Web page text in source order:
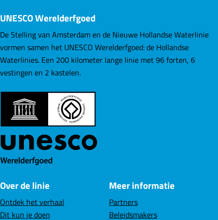
UNESCO Werelderfgoed
De Stelling van Amsterdam en de Nieuwe Hollandse Waterlinie
vormen samen het UNESCO Werelderfgoed: de Hollandse
Waterlinies. Een 200 kilometer lange linie met 96 forten, 6
vestingen en 2 kastelen.
Over de linie
Ontdek het verhaal
Dit kun je doen
Meer informatie
Partners
Beleidsmakers